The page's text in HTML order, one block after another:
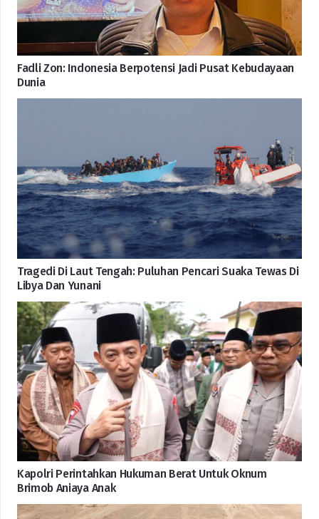
Fadli Zon: Indonesia Berpotensi Jadi Pusat Kebudayaan
Dunia
Tragedi Di Laut Tengah: Puluhan Pencari Suaka Tewas Di
Libya Dan Yunani
Kapolri Perintahkan Hukuman Berat Untuk Oknum
Brimob Aniaya Anak